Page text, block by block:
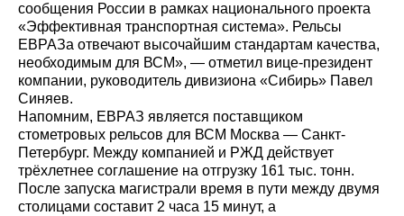
сообщения России в рамках национального проекта
«Эффективная транспортная система». Рельсы
ЕВРАЗа отвечают высочайшим стандартам качества,
необходимым для ВСМ», — отметил вице-президент
компании, руководитель дивизиона «Сибирь» Павел
Синяев.
Напомним, ЕВРАЗ является поставщиком
стометровых рельсов для ВСМ Москва — Санкт-
Петербург. Между компанией и РЖД действует
трёхлетнее соглашение на отгрузку 161 тыс. тонн.
После запуска магистрали время в пути между двумя
столицами составит 2 часа 15 минут, а